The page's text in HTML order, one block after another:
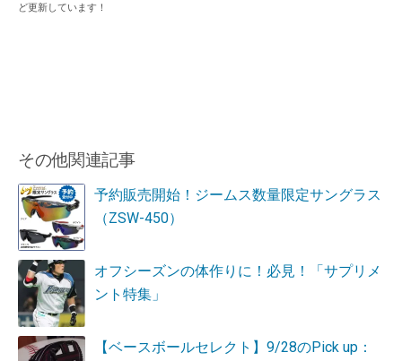
ど更新しています！
その他関連記事
予約販売開始！ジームス数量限定サングラス
（ZSW-450）
オフシーズンの体作りに！必見！「サプリメ
ント特集」
【ベースボールセレクト】9/28のPick up：